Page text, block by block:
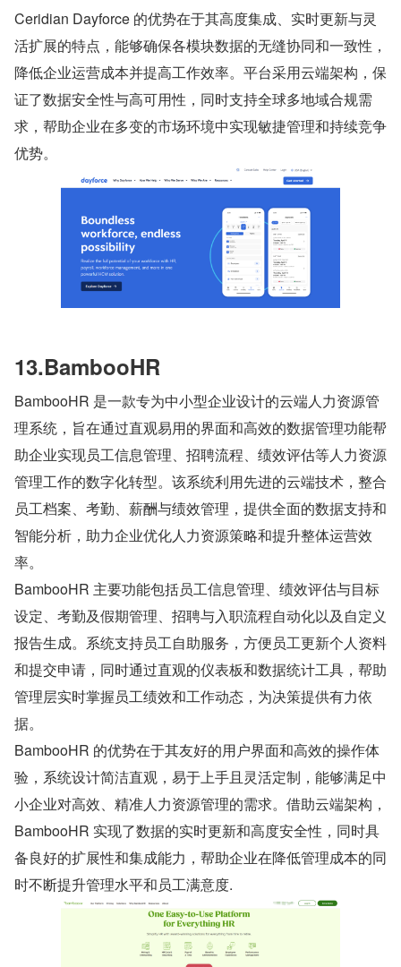
Ceridian Dayforce 的优势在于其高度集成、实时更新与灵
活扩展的特点，能够确保各模块数据的无缝协同和一致性，
降低企业运营成本并提高工作效率。平台采用云端架构，保
证了数据安全性与高可用性，同时支持全球多地域合规需
求，帮助企业在多变的市场环境中实现敏捷管理和持续竞争
优势。
13.BambooHR
BambooHR 是一款专为中小型企业设计的云端人力资源管
理系统，旨在通过直观易用的界面和高效的数据管理功能帮
助企业实现员工信息管理、招聘流程、绩效评估等人力资源
管理工作的数字化转型。该系统利用先进的云端技术，整合
员工档案、考勤、薪酬与绩效管理，提供全面的数据支持和
智能分析，助力企业优化人力资源策略和提升整体运营效
率。
BambooHR 主要功能包括员工信息管理、绩效评估与目标
设定、考勤及假期管理、招聘与入职流程自动化以及自定义
报告生成。系统支持员工自助服务，方便员工更新个人资料
和提交申请，同时通过直观的仪表板和数据统计工具，帮助
管理层实时掌握员工绩效和工作动态，为决策提供有力依
据。
BambooHR 的优势在于其友好的用户界面和高效的操作体
验，系统设计简洁直观，易于上手且灵活定制，能够满足中
小企业对高效、精准人力资源管理的需求。借助云端架构，
BambooHR 实现了数据的实时更新和高度安全性，同时具
备良好的扩展性和集成能力，帮助企业在降低管理成本的同
时不断提升管理水平和员工满意度.